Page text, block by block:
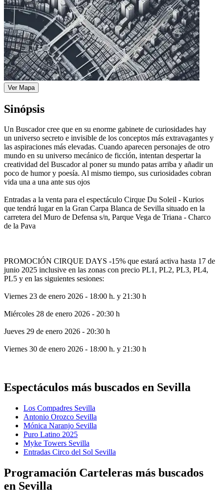
Ver Mapa
Sinópsis
Un Buscador cree que en su enorme gabinete de curiosidades hay
un universo secreto e invisible de los conceptos más extravagantes y
las aspiraciones más elevadas. Cuando aparecen personajes de otro
mundo en su universo mecánico de ficción, intentan despertar la
creatividad del Buscador al poner su mundo patas arriba y añadir un
poco de humor y poesía. Al mismo tiempo, sus curiosidades cobran
vida una a una ante sus ojos
Entradas a la venta para el espectáculo Cirque Du Soleil - Kurios
que tendrá lugar en la Gran Carpa Blanca de Sevilla situado en la
carretera del Muro de Defensa s/n, Parque Vega de Triana - Charco
de la Pava
PROMOCIÓN CIRQUE DAYS -15% que estará activa hasta 17 de
junio 2025 inclusive en las zonas con precio PL1, PL2, PL3, PL4,
PL5 y en las siguientes sesiones:
Viernes 23 de enero 2026 - 18:00 h. y 21:30 h
Miércoles 28 de enero 2026 - 20:30 h
Jueves 29 de enero 2026 - 20:30 h
Viernes 30 de enero 2026 - 18:00 h. y 21:30 h
Espectáculos más buscados en Sevilla
Los Compadres Sevilla
Antonio Orozco Sevilla
Mónica Naranjo Sevilla
Puro Latino 2025
Myke Towers Sevilla
Entradas Circo del Sol Sevilla
Programación Carteleras más buscados
en Sevilla